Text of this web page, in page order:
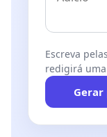
Escreva
redigirá